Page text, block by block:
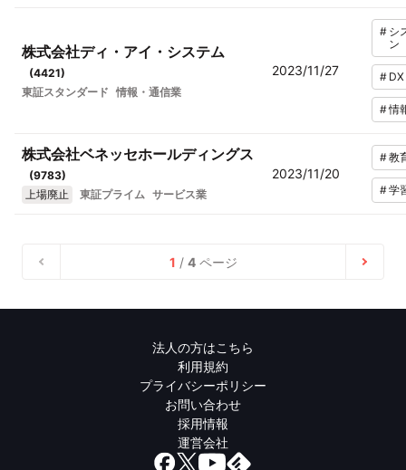
株式会社ディ・アイ・システム
(4421)
東証スタンダード 情報・通信業
2023/11/27
# シ
ン
# DX
#情
株式会社ベネッセホールディングス
(9783)
上場廃止
東証プライム サービス業
2023/11/20
#教
#学
1 / 4ページ
法人の方はこちら
利用規約
プライバシーポリシー
お問い合わせ
採用情報
運営会社